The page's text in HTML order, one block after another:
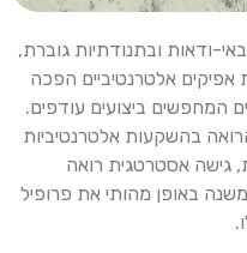
ודאות ובתנודתיות גוברת,
אלטרנטיביים הפכה
המחפשים ביצועים עודפים.
בהשקעות אלטרנטיביות
גישה אסטרטגית רואה
באופן מהותי את פרופיל